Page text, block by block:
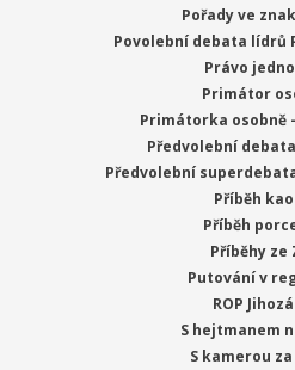
Pořady ve
Povolební debata lídrů
Právo
Primátor
Primátorka osobně
Předvolební
Předvolební
Příběh
Příběh
Příběhy ze
Putování v
ROP
S hejtmanem
S kamerou